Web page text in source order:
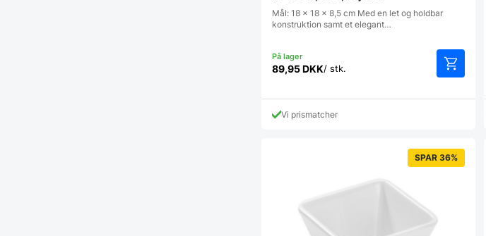
Mål: 18 x 18 x 8,5 cm Med en let og holdbar
konstruktion samt et elegant…
89,95DKK/ stk.
Vi prismatcher
SPAR 36%